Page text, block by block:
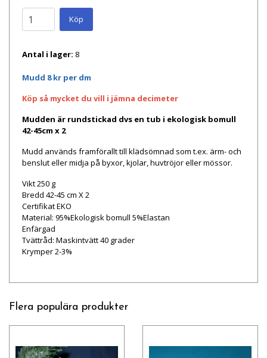
Köp
Antal i lager: 8
Mudd 8 kr per dm
Köp så mycket du vill i jämna decimeter
Mudden är rundstickad dvs en tub i ekologisk bomull
42-45cm x 2
Mudd används framförallt till klädsömnad som t.ex. ärm- och
benslut eller midja på byxor, kjolar, huvtröjor eller mössor.
Vikt 250 g
Bredd 42-45 cm X 2
Certifikat EKO
Material: 95%Ekologisk bomull 5%Elastan
Enfärgad
Tvättråd: Maskintvätt 40 grader
Krymper 2-3%
Flera populära produkter